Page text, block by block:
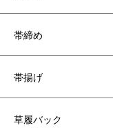
帯締め
帯揚げ
草履バック